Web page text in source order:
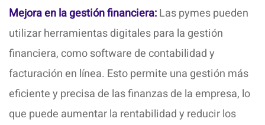
Mejora en la gestión financiera:Las pymes pueden
utilizar herramientas digitales para la gestión
financiera, como software de contabilidad y
facturación en línea. Esto permite una gestión más
eficiente y precisa de las finanzas de la empresa, lo
que puede aumentar la rentabilidad y reducir los